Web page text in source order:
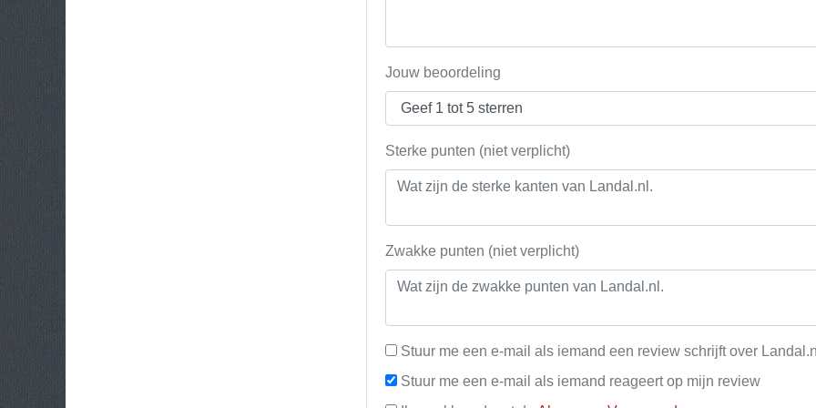
Jouw beoordeling
Sterke punten (niet verplicht)
Zwakke punten (niet verplicht)
Stuur me een e-mail als iemand een review schrijft over
Stuur me een e-mail als iemand reageert op mijn review